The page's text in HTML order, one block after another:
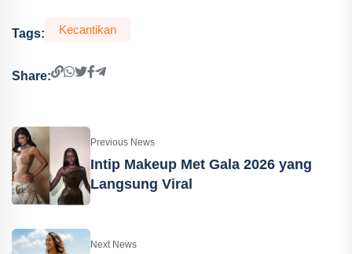
Tags: Kecantikan
Share:
Previous News
Intip Makeup Met Gala 2026 yang
Langsung Viral
Next News